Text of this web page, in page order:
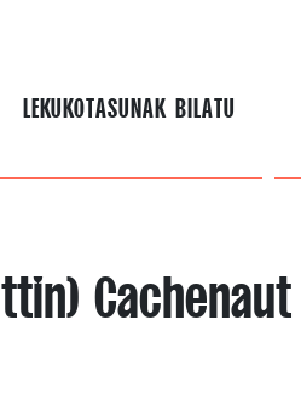
LEKUKOTASUNAK BILATU
Cachenaut